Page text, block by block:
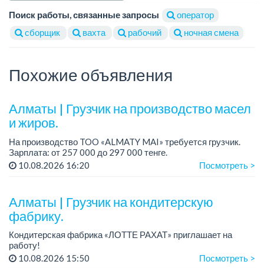
Поиск работы, связанные запросы
оператор
сборщик
вахта рабочий ночная смена
Похожие объявления
Алматы | Грузчик на производство масел
и жиров.
На производство TOO «ALMATY MAI» требуется грузчик.
Зарплата: от 257 000 до 297 000 тенге.
График работы: сменный 2/2, с 08.00 до 20.00, с 20.00 до
10.08.2026 16:20 Посмотреть >
Алматы | Грузчик на кондитерскую
фабрику.
Кондитерская фабрика «ЛОТТЕ РАХАТ» приглашает на
работу!
График работы: сменный.
10.08.2026 15:50 Посмотреть >